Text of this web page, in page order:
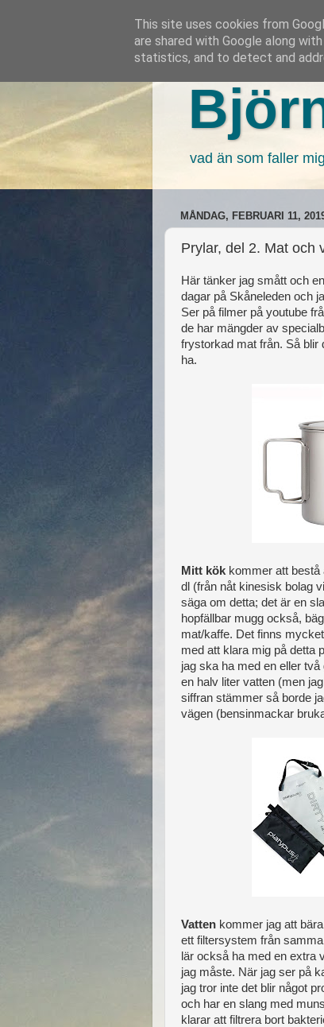
vad än som faller
MÅNDAG, FEBRUARI 11,
Prylar, del 2. Mat och
Här tänker jag smått och
dagar på Skåneleden och
Ser på filmer på youtube
de har mängder av
frystorkad mat från. Så blir
ha.
Mitt kök kommer att bestå
dl (från nåt kinesisk bolag
säga om detta; det är en
hopfällbar mugg också,
mat/kaffe. Det finns
med att klara mig på detta
jag ska ha med en eller
en halv liter vatten (men
siffran stämmer så borde
vägen (bensinmackar
Vatten kommer jag att
ett filtersystem från
lär också ha med en extra
jag måste. När jag ser på
jag tror inte det blir något
och har en slang med
klarar att filtrera bort
This site uses cookies from
are shared with Google along
statistics, and to detect and